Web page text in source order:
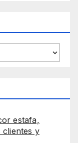
estafa,
clientes y